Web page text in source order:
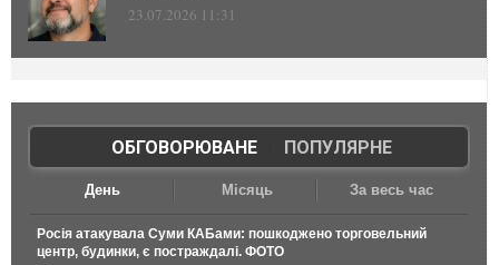
23.07.2026 11:31
ОБГОВОРЮВАНЕ| ПОПУЛЯРНЕ
День Місяць За весь час
Росія атакувала Суми КАБами: пошкоджено торговельний
центр, будинки, є постраждалі. ФОТО